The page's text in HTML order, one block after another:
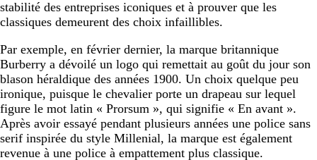
stabilité des entreprises iconiques et à prouver que les
classiques demeurent des choix infaillibles.
Par exemple, en février dernier, la marque britannique
Burberry a dévoilé un logo qui remettait au goût du jour son
blason héraldique des années 1900. Un choix quelque peu
ironique, puisque le chevalier porte un drapeau sur lequel
figure le mot latin « Prorsum », qui signifie « En avant ».
Après avoir essayé pendant plusieurs années une police sans
serif inspirée du style Millenial, la marque est également
revenue à une police à empattement plus classique.